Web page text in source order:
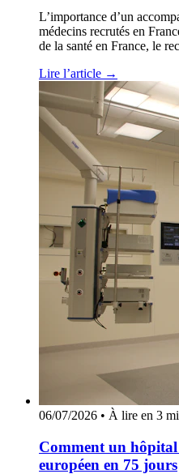
L’importance d’un
médecins recrutés en
de la santé en France, le
Lire l’article →
06/07/2026 • À lire en 3
Comment un
européen en 75 jours